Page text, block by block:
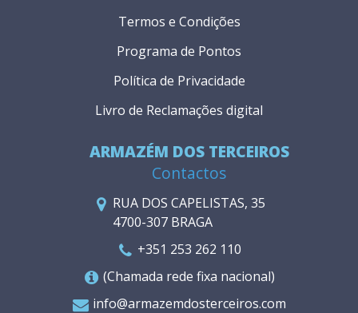
ARMAZÉM DOS TERCEIROS
Contactos
RUA DOS CAPELISTAS, 35
4700-307 BRAGA
+351 253 262 110
(Chamada rede fixa nacional)
info@armazemdosterceiros.com
Termos e Condições
Programa de Pontos
Política de Privacidade
Livro de Reclamações digital